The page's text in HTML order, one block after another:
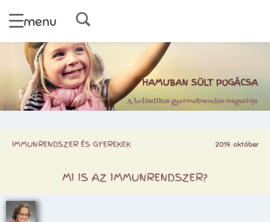
menu
HAMUBAN SÜLT POGÁCSA
A holisztikus gyermeknevelés magazinja
IMMUNRENDSZER ÉS GYEREKEK 2019. október
MI IS AZ IMMUNRENDSZER?